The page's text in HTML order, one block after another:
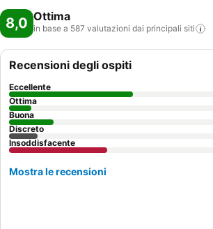
8,0 Ottima
in base a 587 valutazioni dai principali siti
Recensioni degli ospiti
Eccellente
Ottima
Buona
Discreto
Insoddisfacente
Mostra le recensioni